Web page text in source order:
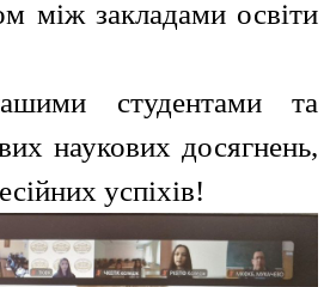
між закладами освіти
студентами та
наукових досягнень,
успіхів!